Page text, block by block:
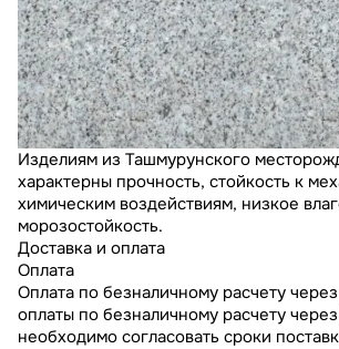
Изделиям из Ташмурунского
характерны прочность, стойкость к
химическим воздействиям, низкое
морозостойкость.
Доставка и оплата
Оплата
Оплата по безналичному расчету
оплаты по безналичному расчету
необходимо согласовать сроки